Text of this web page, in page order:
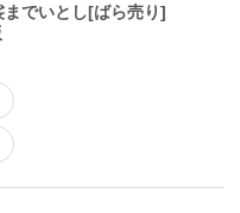
でいとし[ばら売り]